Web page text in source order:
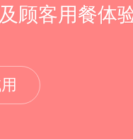
顾客用餐体